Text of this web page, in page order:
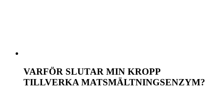
VARFÖR SLUTAR MIN KROPP
TILLVERKA MATSMÄLTNINGSENZYM?